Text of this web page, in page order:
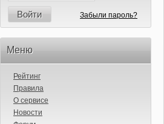
Войти Забыли пароль?
Меню
Рейтинг
Правила
О сервисе
Новости